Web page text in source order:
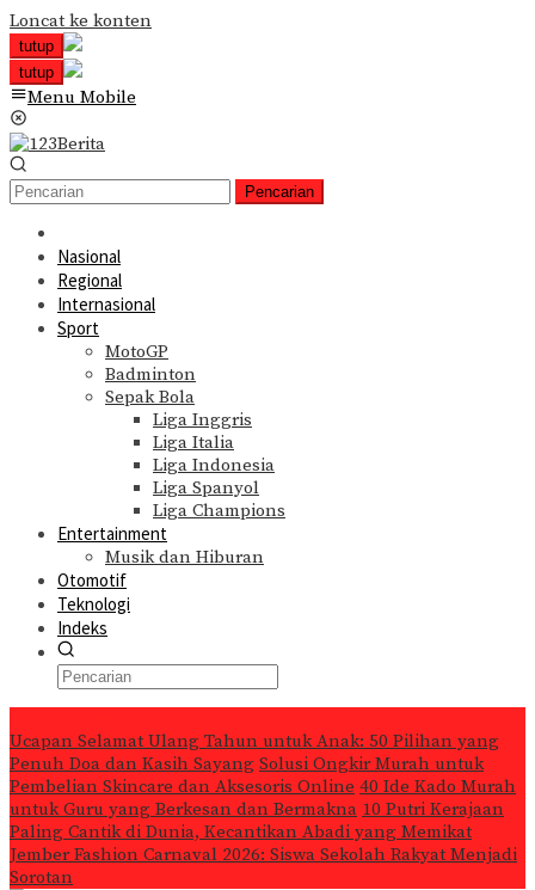
Loncat ke konten
tutup
tutup
Menu Mobile
Pencarian
Nasional
Regional
Internasional
Sport
MotoGP
Badminton
Sepak Bola
Liga Inggris
Liga Italia
Liga Indonesia
Liga Spanyol
Liga Champions
Entertainment
Musik dan Hiburan
Otomotif
Teknologi
Indeks
Ucapan Selamat Ulang Tahun untuk Anak: 50 Pilihan yang
Penuh Doa dan Kasih Sayang Solusi Ongkir Murah untuk
Pembelian Skincare dan Aksesoris Online 40 Ide Kado Murah
untuk Guru yang Berkesan dan Bermakna 10 Putri Kerajaan
Paling Cantik di Dunia, Kecantikan Abadi yang Memikat
Jember Fashion Carnaval 2026: Siswa Sekolah Rakyat Menjadi
Sorotan